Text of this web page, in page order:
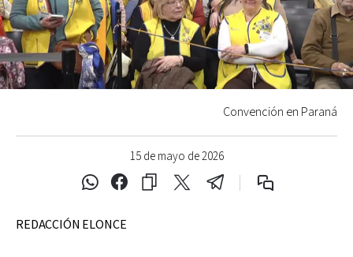
15 de mayo de 2026
Convención en Paraná
REDACCIÓN ELONCE